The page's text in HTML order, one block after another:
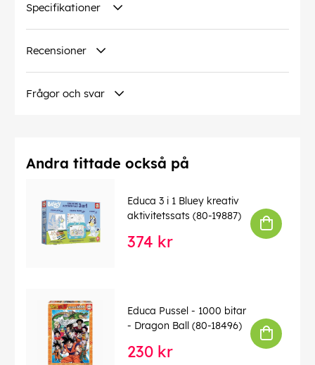
Specifikationer
Recensioner
Frågor och svar
Andra tittade också på
Educa 3 i 1 Bluey kreativ
aktivitetssats (80-19887)
374 kr
Educa Pussel - 1000 bitar
- Dragon Ball (80-18496)
230 kr